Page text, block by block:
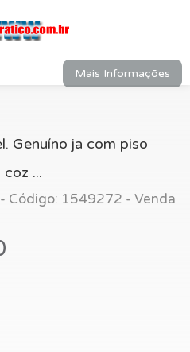
Genuíno ja com piso
...
Código: 1549272 - Venda
Mais Informações